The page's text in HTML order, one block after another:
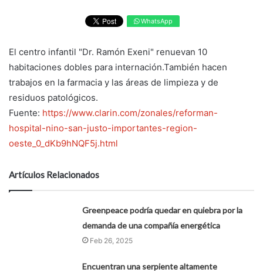
WhatsApp
El centro infantil "Dr. Ramón Exeni" renuevan 10
habitaciones dobles para internación.También hacen
trabajos en la farmacia y las áreas de limpieza y de
residuos patológicos.
Fuente: https://www.clarin.com/zonales/reforman-
hospital-nino-san-justo-importantes-region-
oeste_0_dKb9hNQF5j.html
Artículos Relacionados
Greenpeace podría quedar en quiebra por la
demanda de una compañía energética
Feb 26, 2025
Encuentran una serpiente altamente